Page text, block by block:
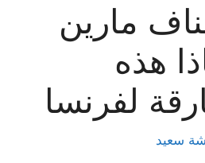
مارين
هذه
لفرنسا
سعيد